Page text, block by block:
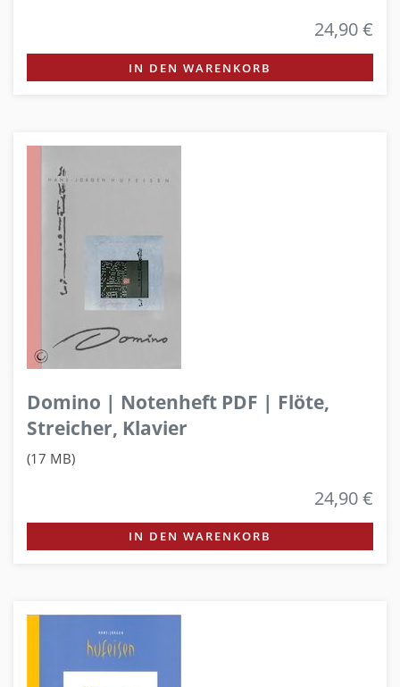
24,90 €
IN DEN WARENKORB
Domino | Notenheft PDF | Flöte,
Streicher, Klavier
(17 MB)
24,90 €
IN DEN WARENKORB